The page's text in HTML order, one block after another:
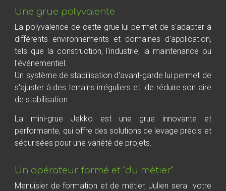
Une grue polyvalente
La polyvalence de cette grue lui permet de s'adapter à
différents environnements et domaines d'application,
tels que la construction, l'industrie, la maintenance ou
l'évènementiel.
Un système de stabilisation d'avant-garde lui permet de
s'ajuster à des terrains irréguliers et de réduire son aire
de stabilisation.
La mini-grue Jekko est une grue innovante et
performante, qui offre des solutions de levage précis et
sécurisées pour une variété de projets.
Un opérateurformé et "du métier"
Menuisier de formation et de métier, Julien sera votre